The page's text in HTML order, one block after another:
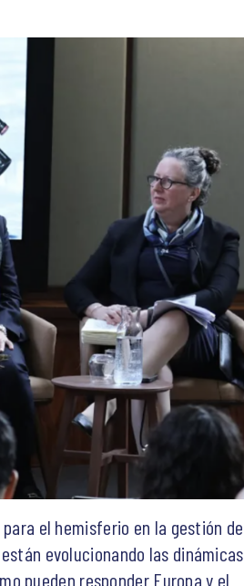
el hemisferio en la gestión de
evolucionando las dinámicas
pueden responder Europa y el